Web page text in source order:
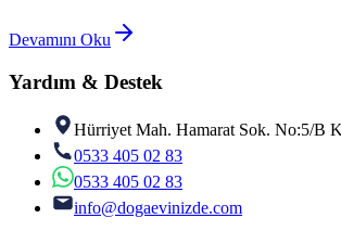
Devamını Oku
Yardım & Destek
Hürriyet Mah. Hamarat Sok. No:5/B
0533 405 02 83
0533 405 02 83
info@dogaevinizde.com